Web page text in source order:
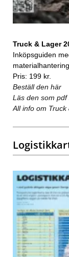
Truck & Lager
Inköpsguiden
materialhantering.
Pris: 199 kr.
Beställ den här
Läs den som pdf
All info om Truck